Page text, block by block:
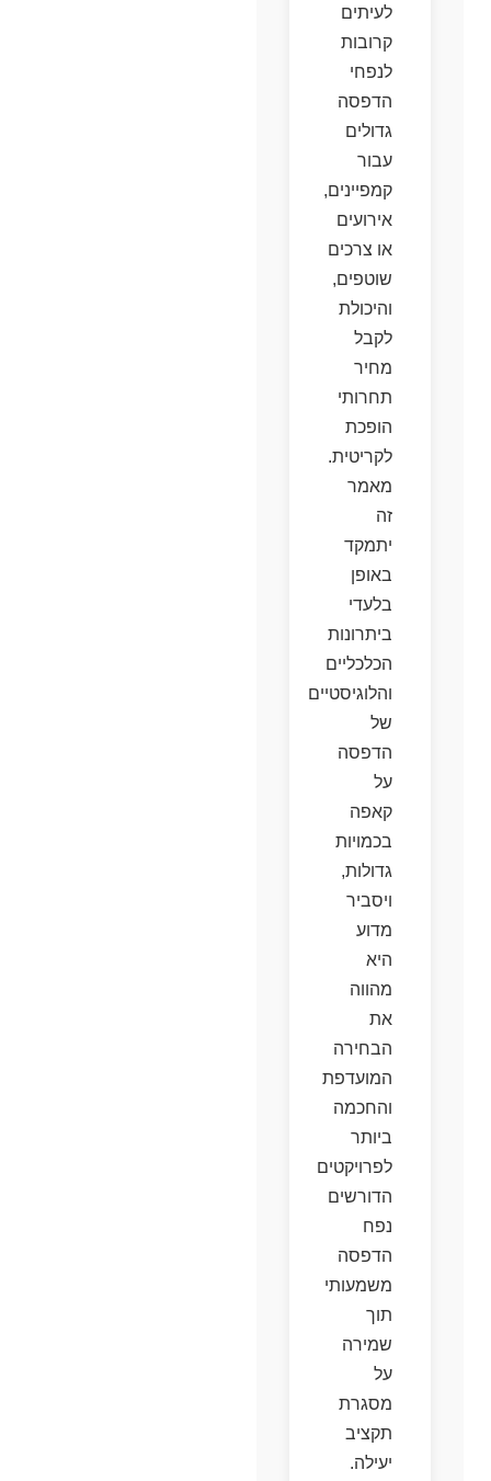
לעיתים
קרובות
לנפחי
הדפסה
גדולים
עבור
קמפיינים,
אירועים
או צרכים
שוטפים,
והיכולת
לקבל
מחיר
תחרותי
הופכת
לקריטית.
מאמר
זה
יתמקד
באופן
בלעדי
ביתרונות
הכלכליים
והלוגיסטיים
של
הדפסה
על
קאפה
בכמויות
גדולות,
ויסביר
מדוע
היא
מהווה
את
הבחירה
המועדפת
והחכמה
ביותר
לפרויקטים
הדורשים
נפח
הדפסה
משמעותי
תוך
שמירה
על
מסגרת
תקציב
יעילה.